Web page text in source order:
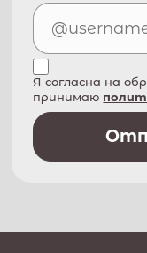
Я согласна на
принимаю